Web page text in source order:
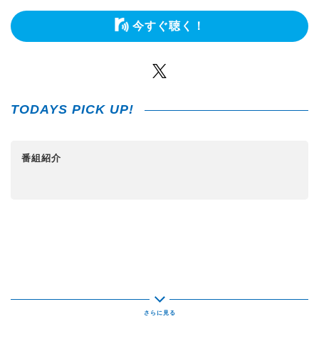
今すぐ聴く！
TODAYS PICK UP!
番組紹介